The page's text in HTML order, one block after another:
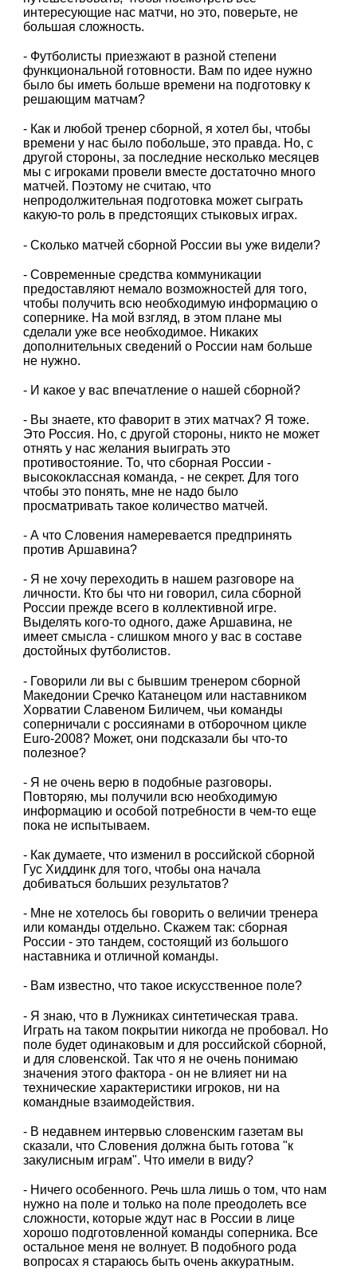
интересующие нас матчи, но это, поверьте, не
большая сложность.
- Футболисты приезжают в разной степени
функциональной готовности. Вам по идее нужно
было бы иметь больше времени на подготовку к
решающим матчам?
- Как и любой тренер сборной, я хотел бы, чтобы
времени у нас было побольше, это правда. Но, с
другой стороны, за последние несколько месяцев
мы с игроками провели вместе достаточно много
матчей. Поэтому не считаю, что
непродолжительная подготовка может сыграть
какую-то роль в предстоящих стыковых играх.
- Сколько матчей сборной России вы уже видели?
- Современные средства коммуникации
предоставляют немало возможностей для того,
чтобы получить всю необходимую информацию о
сопернике. На мой взгляд, в этом плане мы
сделали уже все необходимое. Никаких
дополнительных сведений о России нам больше
не нужно.
- И какое у вас впечатление о нашей сборной?
- Вы знаете, кто фаворит в этих матчах? Я тоже.
Это Россия. Но, с другой стороны, никто не может
отнять у нас желания выиграть это
противостояние. То, что сборная России -
высококлассная команда, - не секрет. Для того
чтобы это понять, мне не надо было
просматривать такое количество матчей.
- А что Словения намеревается предпринять
против Аршавина?
- Я не хочу переходить в нашем разговоре на
личности. Кто бы что ни говорил, сила сборной
России прежде всего в коллективной игре.
Выделять кого-то одного, даже Аршавина, не
имеет смысла - слишком много у вас в составе
достойных футболистов.
- Говорили ли вы с бывшим тренером сборной
Македонии Сречко Катанецом или наставником
Хорватии Славеном Биличем, чьи команды
соперничали с россиянами в отборочном цикле
Euro-2008? Может, они подсказали бы что-то
полезное?
- Я не очень верю в подобные разговоры.
Повторяю, мы получили всю необходимую
информацию и особой потребности в чем-то еще
пока не испытываем.
- Как думаете, что изменил в российской сборной
Гус Хиддинк для того, чтобы она начала
добиваться больших результатов?
- Мне не хотелось бы говорить о величии тренера
или команды отдельно. Скажем так: сборная
России - это тандем, состоящий из большого
наставника и отличной команды.
- Вам известно, что такое искусственное поле?
- Я знаю, что в Лужниках синтетическая трава.
Играть на таком покрытии никогда не пробовал. Но
поле будет одинаковым и для российской сборной,
и для словенской. Так что я не очень понимаю
значения этого фактора - он не влияет ни на
технические характеристики игроков, ни на
командные взаимодействия.
- В недавнем интервью словенским газетам вы
сказали, что Словения должна быть готова "к
закулисным играм". Что имели в виду?
- Ничего особенного. Речь шла лишь о том, что нам
нужно на поле и только на поле преодолеть все
сложности, которые ждут нас в России в лице
хорошо подготовленной команды соперника. Все
остальное меня не волнует. В подобного рода
вопросах я стараюсь быть очень аккуратным.